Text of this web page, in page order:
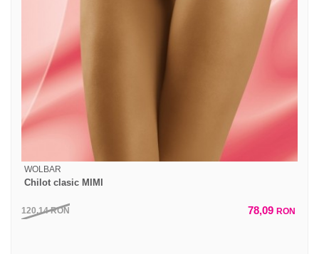
WOLBAR
Chilot clasic MIMI
120,14RON 78,09 RON